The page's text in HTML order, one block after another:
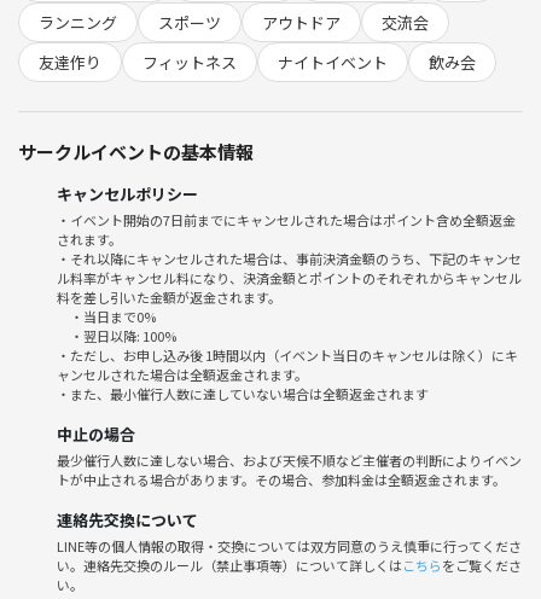
🌟イベントの雰囲気
・初参加歓迎✨
・友達作り・趣味仲間作りに◎
ランニング後は、
希望者で軽くご飯や飲みに行く予定です🍻
「まずは運動だけ参加したい！」もOK👌
📍5/19(火)
19:00 田原町駅集合
みんなでランステへ移動＆着替え
ランニング
スポーツ アウトドア
交流会
友達作り
フィットネス ナイトイベント 飲み会
サークルイベントの基本情報
キャンセルポリシー
・イベント開始の7日前までにキャンセルされた場合はポイント含め全額返金
されます。
・それ以降にキャンセルされた場合は、事前決済金額のうち、下記のキャンセ
ル料率がキャンセル料になり、決済金額とポイントのそれぞれからキャンセル
料を差し引いた金額が返金されます。
・当日まで0%
・翌日以降: 100%
・ただし、お申し込み後 1時間以内（イベント当日のキャンセルは除く）にキ
ャンセルされた場合は全額返金されます。
・また、最小催行人数に達していない場合は全額返金されます
中止の場合
最少催行人数に達しない場合、および天候不順など主催者の判断によりイベン
トが中止される場合があります。その場合、参加料金は全額返金されます。
連絡先交換について
LINE等の個人情報の取得・交換については双方同意のうえ慎重に行ってくださ
い。連絡先交換のルール（禁止事項等）について詳しくはこちらをご覧くださ
い。